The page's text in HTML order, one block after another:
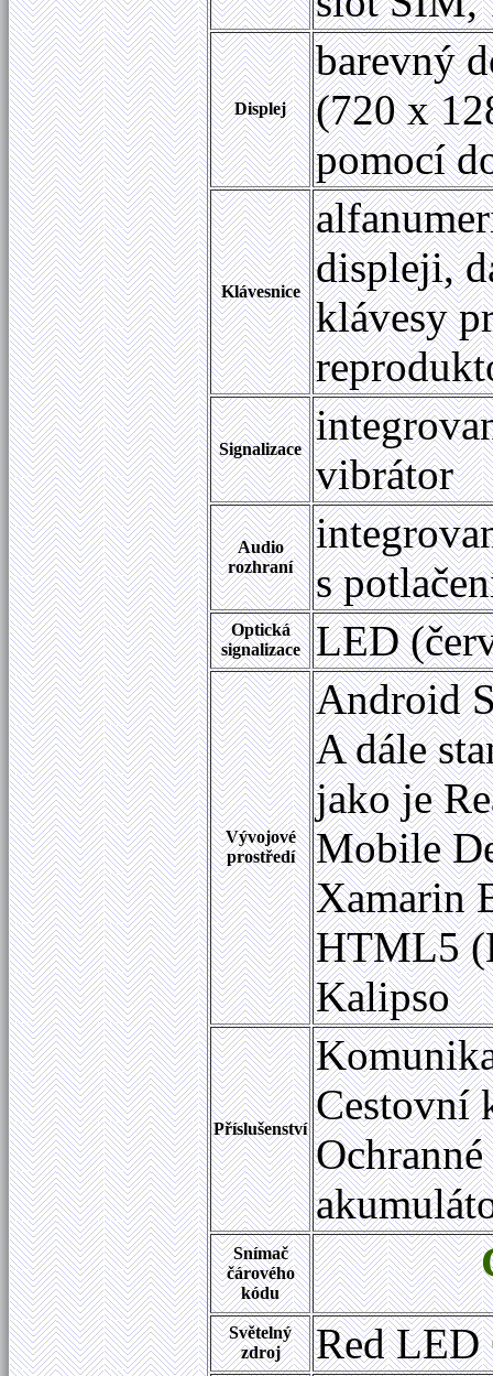
Displej
barevný
(720 x
pomocí
Klávesnice
displeji,
klávesy
Signalizace
vibrátor
Audio
rozhraní
s
Optická
signalizace
LED
Vývojové
prostředí
Android
A dále
jako je
Mobile
Xamarin
HTML5
Kalipso
Příslušenství
Cestovní
Snímač
čárového
kódu
Světelný
zdroj
Red LED